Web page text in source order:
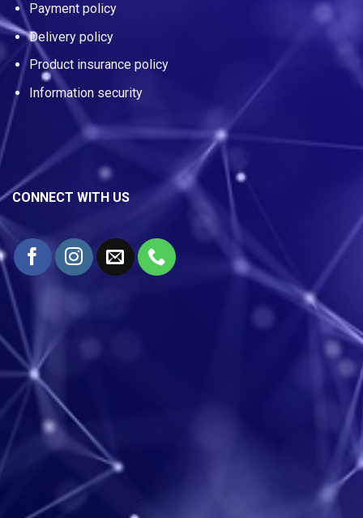
Payment policy
Delivery policy
Product insurance policy
Information security
CONNECT WITH US